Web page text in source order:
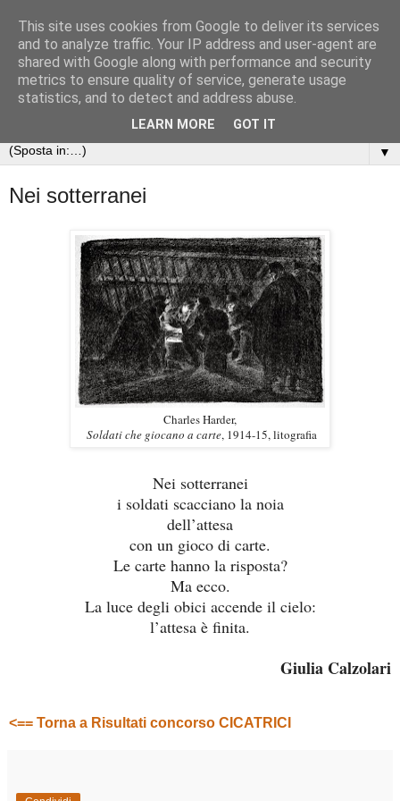
Arte nella Grande Guerra
Le opere d'arte e gli scritti dei soldati della Prima guerra
▼
Nei sotterranei
Charles Harder,
Soldati che giocano a carte, 1914-15, litografia
Nei sotterranei
i soldati scacciano la noia
dell’attesa
con un gioco di carte.
Le carte hanno la risposta?
Ma ecco.
La luce degli obici accende il cielo:
l’attesa è finita.
Giulia Calzolari
<== Torna a Risultati concorso CICATRICI
This site uses cookies from Google to deliver its services
and to analyze traffic. Your IP address and user-agent are
shared with Google along with performance and security
metrics to ensure quality of service, generate usage
statistics, and to detect and address abuse.
LEARN MORE GOT IT